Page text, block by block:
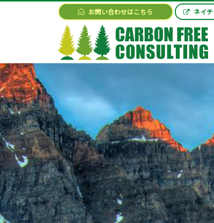
お問い合わせはこちら ネイ